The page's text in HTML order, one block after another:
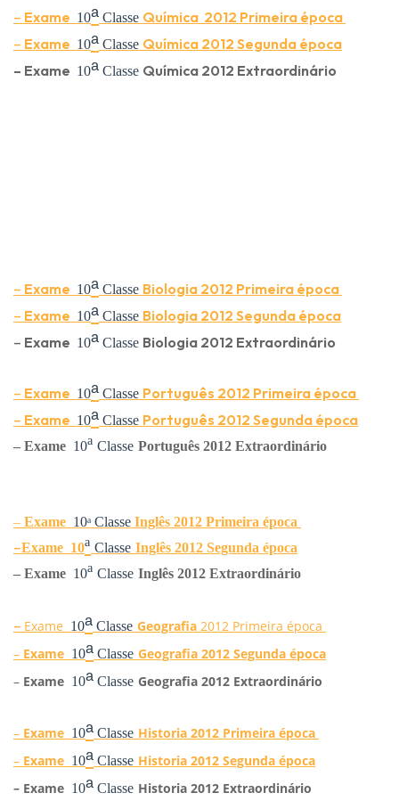
– Exame 10ᵃ Classe Química 2012 Primeira época
– Exame 10ᵃ Classe Química 2012 Segunda época
– Exame 10ᵃ Classe Química 2012 Extraordinário
– Exame 10ᵃ Classe Biologia 2012 Primeira época
– Exame 10ᵃ Classe Biologia 2012 Segunda época
– Exame 10ᵃ Classe Biologia 2012 Extraordinário
– Exame 10ᵃ Classe Português 2012 Primeira época
– Exame 10ᵃ Classe Português 2012 Segunda época
– Exame 10ᵃ Classe Português 2012 Extraordinário
– Exame 10ᵃ Classe Inglês 2012 Primeira época
–Exame 10ᵃ Classe Inglês 2012 Segunda época
– Exame 10ᵃ Classe Inglês 2012 Extraordinário
– Exame 10ᵃ Classe Geografia 2012 Primeira época
– Exame 10ᵃ Classe Geografia 2012 Segunda época
– Exame 10ᵃ Classe Geografia 2012 Extraordinário
– Exame 10ᵃ Classe Historia 2012 Primeira época
– Exame 10ᵃ Classe Historia 2012 Segunda época
– Exame 10ᵃ Classe Historia 2012 Extraordinário